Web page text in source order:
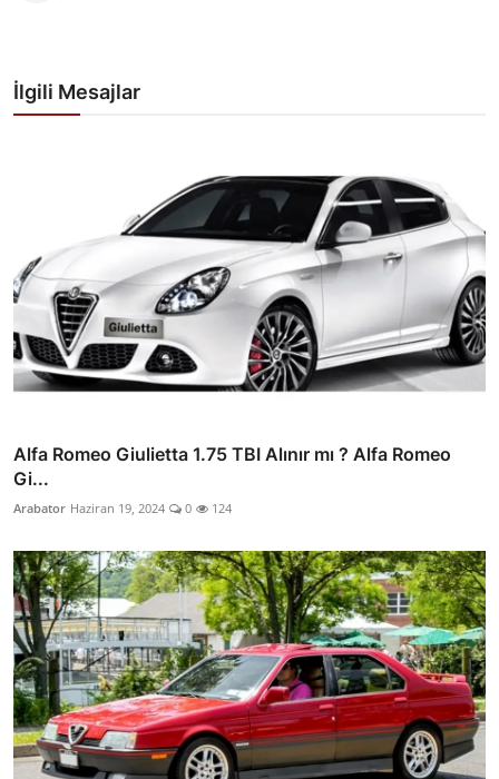
İlgili Mesajlar
Alfa Romeo Giulietta 1.75 TBI Alınır mı ? Alfa Romeo
Gi...
Arabator Haziran 19, 2024 0 124